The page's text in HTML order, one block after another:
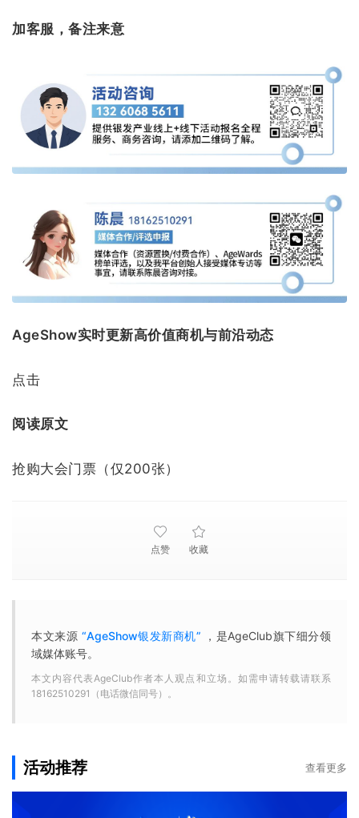
加客服，备注来意
AgeShow实时更新高价值商机与前沿动态
点击
阅读原文
抢购大会门票（仅200张）
点赞 收藏
本文来源 “AgeShow银发新商机” ，是AgeClub旗下细分领
域媒体账号。
本文内容代表AgeClub作者本人观点和立场。如需申请转载请联系
18162510291（电话微信同号）。
活动推荐 查看更多